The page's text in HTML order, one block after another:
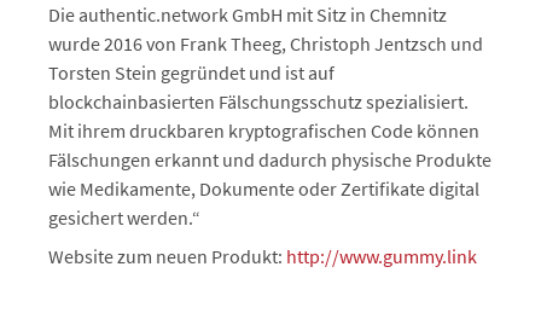
Die authentic.network GmbH mit Sitz in Chemnitz
wurde 2016 von Frank Theeg, Christoph Jentzsch und
Torsten Stein gegründet und ist auf
blockchainbasierten Fälschungsschutz spezialisiert.
Mit ihrem druckbaren kryptografischen Code können
Fälschungen erkannt und dadurch physische Produkte
wie Medikamente, Dokumente oder Zertifikate digital
gesichert werden.“
Website zum neuen Produkt: http://www.gummy.link